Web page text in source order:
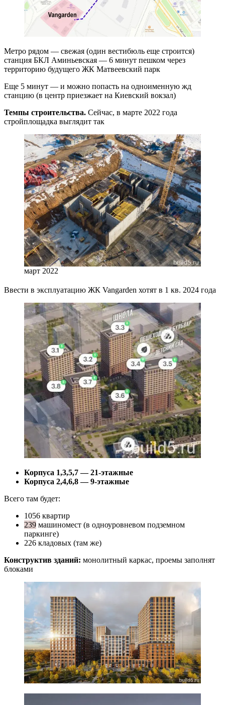
Метро рядом — свежая (один вестибюль еще строится)
станция БКЛ Аминьевская — 6 минут пешком через
территорию будущего ЖК Матвеевский парк
Еще 5 минут — и можно попасть на одноименную жд
станцию (в центр приезжает на Киевский вокзал)
Темпы строительства. Сейчас, в марте 2022 года
стройплощадка выглядит так
март 2022
Ввести в эксплуатацию ЖК Vangarden хотят в 1 кв. 2024 года
Корпуса 1,3,5,7 — 21-этажные
Корпуса 2,4,6,8 — 9-этажные
Всего там будет:
1056 квартир
239 машиномест (в одноуровневом подземном
паркинге)
226 кладовых (там же)
Конструктив зданий: монолитный каркас, проемы заполнят
блоками